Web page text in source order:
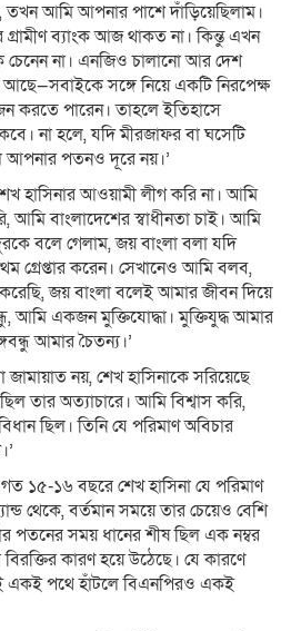
আমি আপনার পাশে দাঁড়িয়েছিলাম।
ব্যাংক আজ থাকত না। কিন্তু এখন
চেনেন না। এনজিও চালানো আর দেশ
সঙ্গে নিয়ে একটি নিরপেক্ষ
করতে পারেন। তাহলে ইতিহাসে
না হলে, যদি মীরজাফর বা ঘসেটি
আপনার পতনও দূরে নয়।’
হাসিনার আওয়ামী লীগ করি না। আমি
আমি বাংলাদেশের স্বাধীনতা চাই। আমি
বলে গেলাম, জয় বাংলা বলা যদি
গ্রেপ্তার করেন। সেখানেও আমি বলব,
জয় বাংলা বলেই আমার জীবন দিয়ে
আমি একজন মুক্তিযোদ্ধা। মুক্তিযুদ্ধ আমার
আমার চৈতন্য।’
নয়, শেখ হাসিনাকে সরিয়েছে
তার অত্যাচারে। আমি বিশ্বাস করি,
ছিল। তিনি যে পরিমাণ অবিচার
১৫-১৬ বছরে শেখ হাসিনা যে পরিমাণ
থেকে, বর্তমান সময়ে তার চেয়েও বেশি
পতনের সময় ধানের শীষ ছিল এক নম্বর
কারণ হয়ে উঠেছে। যে কারণে
একই পথে হাঁটলে বিএনপিরও একই